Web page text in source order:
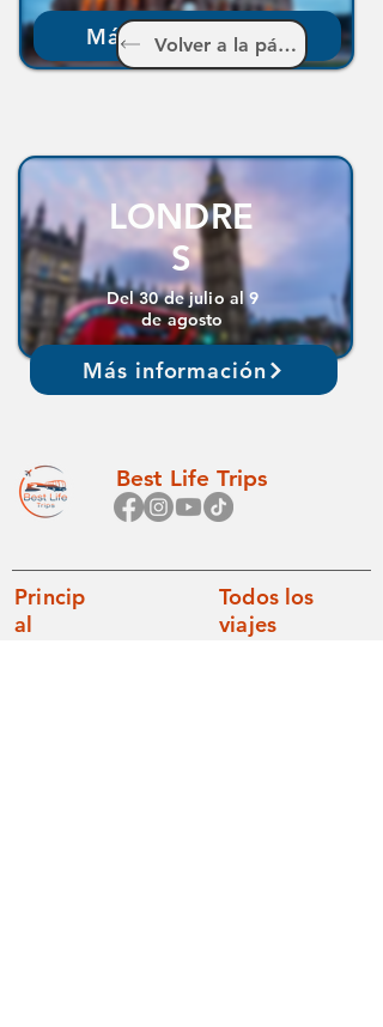
Más información Volver a la página principal
Del 30 de julio al 9
de agosto
LONDRE
S
Más información
Best Life Trips
Princip
al
Todos los
viajes